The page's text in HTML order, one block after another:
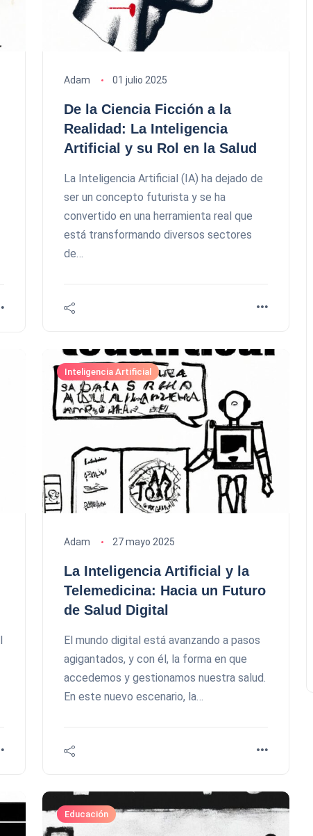
Adam 01 julio 2025
De la Ciencia Ficción a la
Realidad: La Inteligencia
Artificial y su Rol en la Salud
La Inteligencia Artificial (IA) ha dejado de
ser un concepto futurista y se ha
convertido en una herramienta real que
está transformando diversos sectores
de…
Inteligencia Artificial
Adam 27 mayo 2025
La Inteligencia Artificial y la
Telemedicina: Hacia un Futuro
de Salud Digital
El mundo digital está avanzando a pasos
agigantados, y con él, la forma en que
accedemos y gestionamos nuestra salud.
En este nuevo escenario, la…
Educación